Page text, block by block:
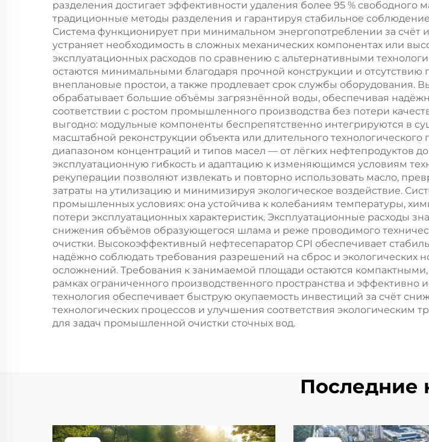
коагулянтов
PAM/PAC для
промышленной
очистки сточных
вод
разделения достигает эффективности удаления более 95 %
традиционные методы разделения и гарантируя стабильное
Система функционирует при минимальном энергопотреблении за счёт
устраняет необходимость в сложных механических компонентах или
эксплуатационных расходов по сравнению с альтернативными
остаются минимальными благодаря прочной конструкции и отсутствию
внеплановые простои, а также продлевает срок службы
обрабатывает большие объёмы загрязнённой воды, обеспечивая
соответствии с ростом промышленного производства без потери
выгодно: модульные компоненты беспрепятственно интегрируются в
масштабной реконструкции объекта или длительного
диапазоном концентраций и типов масел — от лёгких нефтепродуктов
эксплуатационную гибкость и адаптацию к изменяющимся условиям
рекуперации позволяют извлекать и повторно использовать масло,
затраты на утилизацию и минимизируя экологическое воздействие.
промышленных условиях: она устойчива к колебаниям температуры,
потери эксплуатационных характеристик. Эксплуатационные расходы
снижения объёмов образующегося шлама и реже проводимого
очистки. Высокоэффективный нефтесепаратор CPI обеспечивает
надёжно соблюдать требования разрешений на сброс и экологических
осложнений. Требования к занимаемой площади остаются
рамках ограниченного производственного пространства и
технология обеспечивает быструю окупаемость инвестиций за счёт
технологических процессов и улучшения соответствия
для задач промышленной очистки сточных вод.
Последние